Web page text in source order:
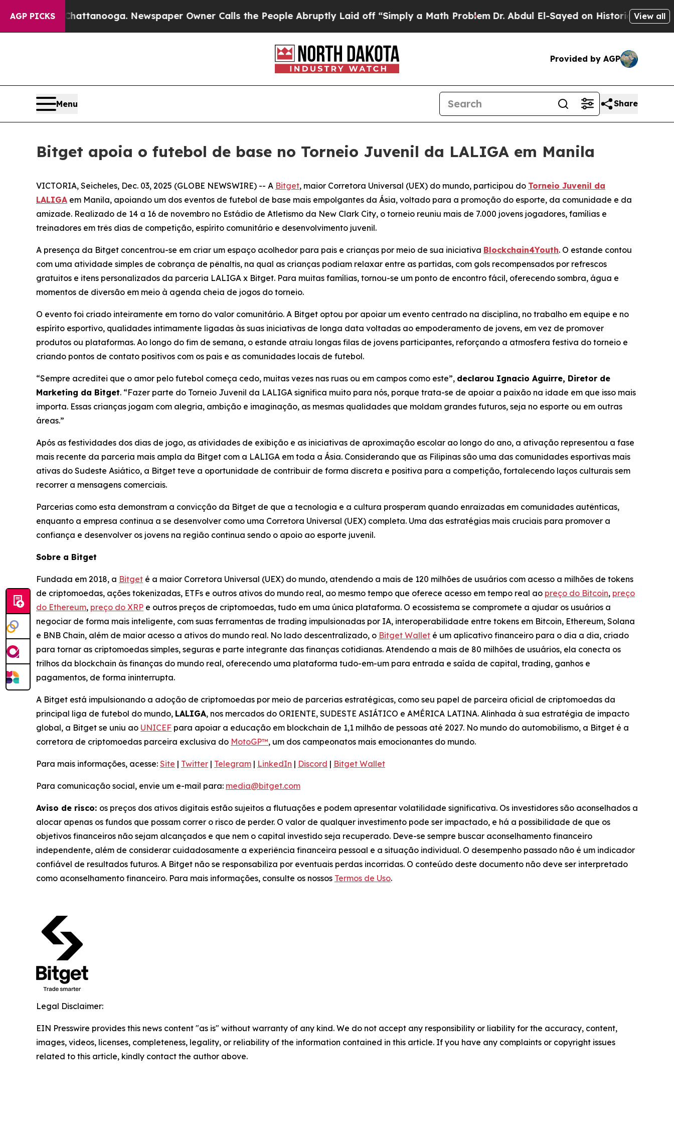
AGP PICKS
in Chattanooga. Newspaper Owner Calls the People Abruptly Laid off “Simply a Math ProblemDr. Abdul El-Sayed on Historic Michigan Win:
View all
Provided by AGP
Menu Share
Bitget apoia o futebol de base no Torneio Juvenil da LALIGA em Manila
VICTORIA, Seicheles, Dec. 03, 2025 (GLOBE NEWSWIRE) -- A Bitget, maior Corretora Universal (UEX) do mundo, participou do Torneio Juvenil da
LALIGA em Manila, apoiando um dos eventos de futebol de base mais empolgantes da Ásia, voltado para a promoção do esporte, da comunidade e da
amizade. Realizado de 14 a 16 de novembro no Estádio de Atletismo da New Clark City, o torneio reuniu mais de 7.000 jovens jogadores, famílias e
treinadores em três dias de competição, espírito comunitário e desenvolvimento juvenil.
A presença da Bitget concentrou-se em criar um espaço acolhedor para pais e crianças por meio de sua iniciativa Blockchain4Youth. O estande contou
com uma atividade simples de cobrança de pênaltis, na qual as crianças podiam relaxar entre as partidas, com gols recompensados por refrescos
gratuitos e itens personalizados da parceria LALIGA x Bitget. Para muitas famílias, tornou-se um ponto de encontro fácil, oferecendo sombra, água e
momentos de diversão em meio à agenda cheia de jogos do torneio.
O evento foi criado inteiramente em torno do valor comunitário. A Bitget optou por apoiar um evento centrado na disciplina, no trabalho em equipe e no
espírito esportivo, qualidades intimamente ligadas às suas iniciativas de longa data voltadas ao empoderamento de jovens, em vez de promover
produtos ou plataformas. Ao longo do fim de semana, o estande atraiu longas filas de jovens participantes, reforçando a atmosfera festiva do torneio e
criando pontos de contato positivos com os pais e as comunidades locais de futebol.
“Sempre acreditei que o amor pelo futebol começa cedo, muitas vezes nas ruas ou em campos como este”, declarou Ignacio Aguirre, Diretor de
Marketing da Bitget. “Fazer parte do Torneio Juvenil da LALIGA significa muito para nós, porque trata-se de apoiar a paixão na idade em que isso mais
importa. Essas crianças jogam com alegria, ambição e imaginação, as mesmas qualidades que moldam grandes futuros, seja no esporte ou em outras
áreas.”
Após as festividades dos dias de jogo, as atividades de exibição e as iniciativas de aproximação escolar ao longo do ano, a ativação representou a fase
mais recente da parceria mais ampla da Bitget com a LALIGA em toda a Ásia. Considerando que as Filipinas são uma das comunidades esportivas mais
ativas do Sudeste Asiático, a Bitget teve a oportunidade de contribuir de forma discreta e positiva para a competição, fortalecendo laços culturais sem
recorrer a mensagens comerciais.
Parcerias como esta demonstram a convicção da Bitget de que a tecnologia e a cultura prosperam quando enraizadas em comunidades autênticas,
enquanto a empresa continua a se desenvolver como uma Corretora Universal (UEX) completa. Uma das estratégias mais cruciais para promover a
confiança e desenvolver os jovens na região continua sendo o apoio ao esporte juvenil.
Sobre a Bitget
Fundada em 2018, a Bitget é a maior Corretora Universal (UEX) do mundo, atendendo a mais de 120 milhões de usuários com acesso a milhões de tokens
de criptomoedas, ações tokenizadas, ETFs e outros ativos do mundo real, ao mesmo tempo que oferece acesso em tempo real ao preço do Bitcoin, preço
do Ethereum, preço do XRP e outros preços de criptomoedas, tudo em uma única plataforma. O ecossistema se compromete a ajudar os usuários a
negociar de forma mais inteligente, com suas ferramentas de trading impulsionadas por IA, interoperabilidade entre tokens em Bitcoin, Ethereum, Solana
e BNB Chain, além de maior acesso a ativos do mundo real. No lado descentralizado, o Bitget Wallet é um aplicativo financeiro para o dia a dia, criado
para tornar as criptomoedas simples, seguras e parte integrante das finanças cotidianas. Atendendo a mais de 80 milhões de usuários, ela conecta os
trilhos da blockchain às finanças do mundo real, oferecendo uma plataforma tudo-em-um para entrada e saída de capital, trading, ganhos e
pagamentos, de forma ininterrupta.
A Bitget está impulsionando a adoção de criptomoedas por meio de parcerias estratégicas, como seu papel de parceira oficial de criptomoedas da
principal liga de futebol do mundo, LALIGA, nos mercados do ORIENTE, SUDESTE ASIÁTICO e AMÉRICA LATINA. Alinhada à sua estratégia de impacto
global, a Bitget se uniu ao UNICEF para apoiar a educação em blockchain de 1,1 milhão de pessoas até 2027. No mundo do automobilismo, a Bitget é a
corretora de criptomoedas parceira exclusiva do MotoGP™, um dos campeonatos mais emocionantes do mundo.
Para mais informações, acesse: Site | Twitter | Telegram | LinkedIn | Discord | Bitget Wallet
Para comunicação social, envie um e-mail para: media@bitget.com
Aviso de risco: os preços dos ativos digitais estão sujeitos a flutuações e podem apresentar volatilidade significativa. Os investidores são aconselhados a
alocar apenas os fundos que possam correr o risco de perder. O valor de qualquer investimento pode ser impactado, e há a possibilidade de que os
objetivos financeiros não sejam alcançados e que nem o capital investido seja recuperado. Deve-se sempre buscar aconselhamento financeiro
independente, além de considerar cuidadosamente a experiência financeira pessoal e a situação individual. O desempenho passado não é um indicador
confiável de resultados futuros. A Bitget não se responsabiliza por eventuais perdas incorridas. O conteúdo deste documento não deve ser interpretado
como aconselhamento financeiro. Para mais informações, consulte os nossos Termos de Uso.
Legal Disclaimer:
EIN Presswire provides this news content "as is" without warranty of any kind. We do not accept any responsibility or liability for the accuracy, content,
images, videos, licenses, completeness, legality, or reliability of the information contained in this article. If you have any complaints or copyright issues
related to this article, kindly contact the author above.